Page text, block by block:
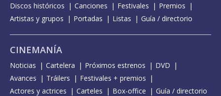
Discos históricos
Canciones Festivales
Premios
Artistas y grupos
Portadas Listas Guía / directorio
CINEMANÍA
Noticias Cartelera Próximos estrenos
DVD
Avances
Tráilers
Festivales + premios
Actores y actrices
Carteles Box-office Guía / directorio